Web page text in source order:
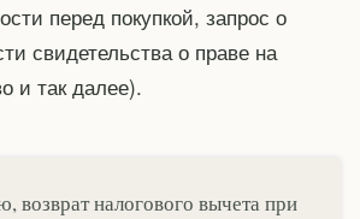
перед покупкой, запрос о
свидетельства о праве на
и так далее).
возврат налогового вычета при